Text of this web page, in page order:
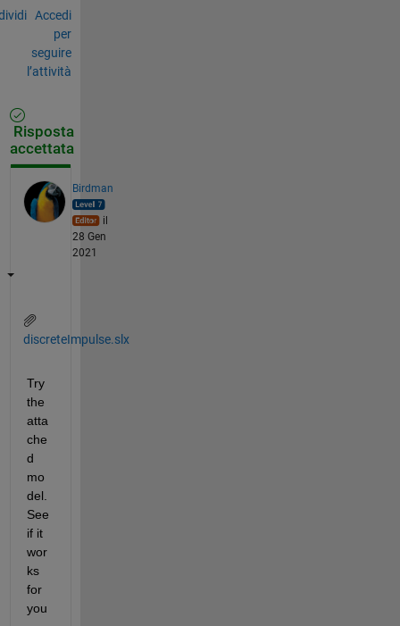
Accedi
per
seguire
l’attività
Risposta
accettata
Birdman
il
28 Gen
2021
discreteImpulse.slx
Try
the
atta
che
d
mo
del.
See
if it
wor
ks
for
you